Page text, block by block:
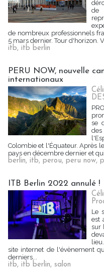
de
de nombreux professionnels
5 mars dernier. Tour d'horizon.
itb, itb berlin
PERU NOW, nouvelle
internationaux
se
Colombie et l'Équateur. Après
pays en décembre dernier et
berlin, itb, perou, peru now,
ITB Berlin 2022 annulé !
Le
est
sur
site internet de l'évènement
derniers...
itb, itb berlin, salon